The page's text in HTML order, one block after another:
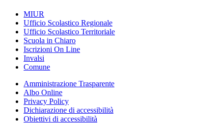
MIUR
Ufficio Scolastico Regionale
Ufficio Scolastico Territoriale
Scuola in Chiaro
Iscrizioni On Line
Invalsi
Comune
Amministrazione Trasparente
Albo Online
Privacy Policy
Dichiarazione di accessibilità
Obiettivi di accessibilità